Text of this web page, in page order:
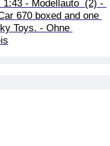
1:43 - Modellauto  (2) -
670 boxed and one
Toys. - Ohne